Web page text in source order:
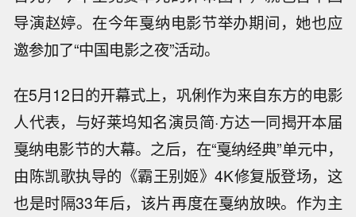
导演赵婷。在今年戛纳电影节举办期间，她也应
邀参加了“中国电影之夜”活动。
在5月12日的开幕式上，巩俐作为来自东方的电影
人代表，与好莱坞知名演员简·方达一同揭开本届
戛纳电影节的大幕。之后，在“戛纳经典”单元中，
由陈凯歌执导的《霸王别姬》4K修复版登场，这
也是时隔33年后，该片再度在戛纳放映。作为主